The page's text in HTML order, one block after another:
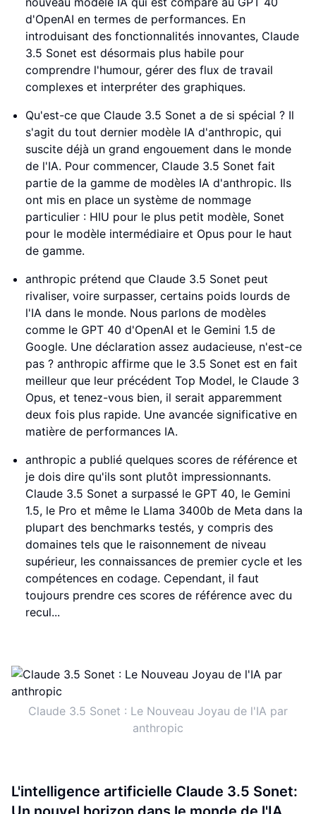
d'OpenAI en termes de performances. En
introduisant des fonctionnalités innovantes, Claude
3.5 Sonet est désormais plus habile pour
comprendre l'humour, gérer des flux de travail
complexes et interpréter des graphiques.
Qu'est-ce que Claude 3.5 Sonet a de si spécial ? Il
s'agit du tout dernier modèle IA d'anthropic, qui
suscite déjà un grand engouement dans le monde
de l'IA. Pour commencer, Claude 3.5 Sonet fait
partie de la gamme de modèles IA d'anthropic. Ils
ont mis en place un système de nommage
particulier : HIU pour le plus petit modèle, Sonet
pour le modèle intermédiaire et Opus pour le haut
de gamme.
anthropic prétend que Claude 3.5 Sonet peut
rivaliser, voire surpasser, certains poids lourds de
l'IA dans le monde. Nous parlons de modèles
comme le GPT 40 d'OpenAI et le Gemini 1.5 de
Google. Une déclaration assez audacieuse, n'est-ce
pas ? anthropic affirme que le 3.5 Sonet est en fait
meilleur que leur précédent Top Model, le Claude 3
Opus, et tenez-vous bien, il serait apparemment
deux fois plus rapide. Une avancée significative en
matière de performances IA.
anthropic a publié quelques scores de référence et
je dois dire qu'ils sont plutôt impressionnants.
Claude 3.5 Sonet a surpassé le GPT 40, le Gemini
1.5, le Pro et même le Llama 3400b de Meta dans la
plupart des benchmarks testés, y compris des
domaines tels que le raisonnement de niveau
supérieur, les connaissances de premier cycle et les
compétences en codage. Cependant, il faut
toujours prendre ces scores de référence avec du
recul...
Claude 3.5 Sonet : Le Nouveau Joyau de l'IA par
anthropic
L'intelligence artificielle Claude 3.5 Sonet: